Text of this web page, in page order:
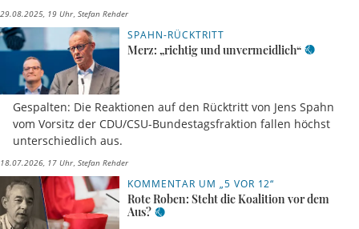
29.08.2025, 19 Uhr Stefan Rehder
SPAHN-RÜCKTRITT
Merz: „richtig und unvermeidlich“
Gespalten: Die Reaktionen auf den Rücktritt von Jens Spahn
vom Vorsitz der CDU/CSU-Bundestagsfraktion fallen höchst
unterschiedlich aus.
18.07.2026, 17 Uhr Stefan Rehder
KOMMENTAR UM „5 VOR 12“
Rote Roben: Steht die Koalition vor dem
Aus?